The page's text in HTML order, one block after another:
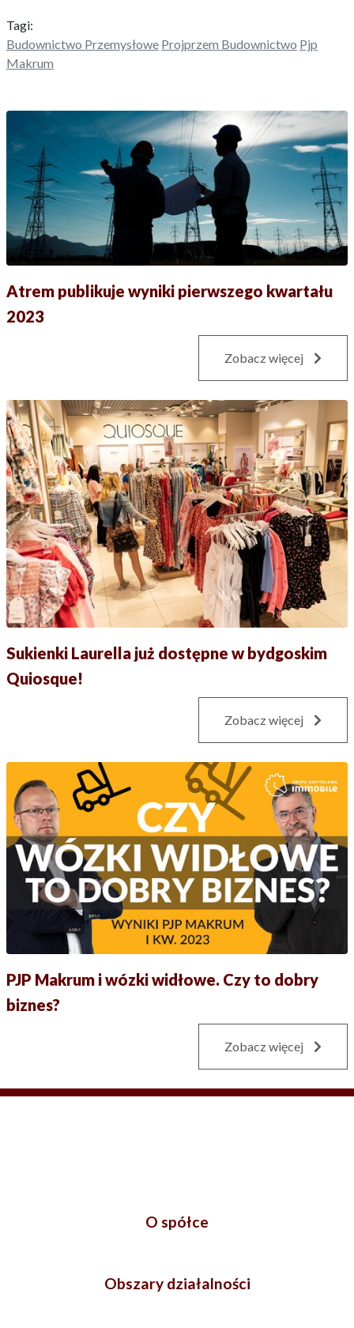
Tagi:
Budownictwo Przemysłowe Projprzem Budownictwo Pjp
Makrum
Atrem publikuje wyniki pierwszego kwartału
2023
Zobacz więcej
Sukienki Laurella już dostępne w bydgoskim
Quiosque!
Zobacz więcej
PJP Makrum i wózki widłowe. Czy to dobry
biznes?
Zobacz więcej
O spółce
Obszary działalności